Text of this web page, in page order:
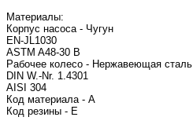
Материалы:
Корпус насоса - Чугун
EN-JL1030
ASTM A48-30 B
Рабочее колесо - Нержавеющая сталь
DIN W.-Nr. 1.4301
AISI 304
Код материала - A
Код резины - E